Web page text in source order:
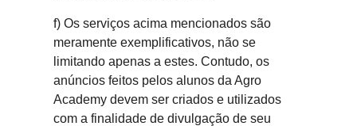
f) Os serviços acima mencionados são
meramente exemplificativos, não se
limitando apenas a estes. Contudo, os
anúncios feitos pelos alunos da Agro
Academy devem ser criados e utilizados
com a finalidade de divulgação de seu